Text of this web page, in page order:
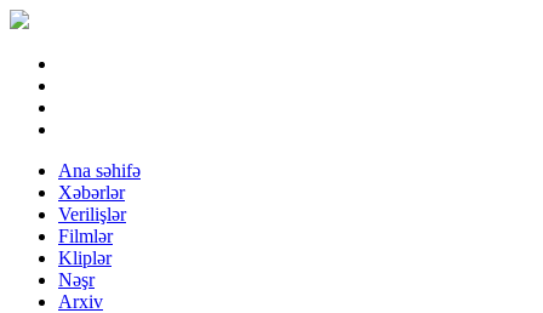
Ana səhifə
Xəbərlər
Verilişlər
Filmlər
Kliplər
Nəşr
Arxiv